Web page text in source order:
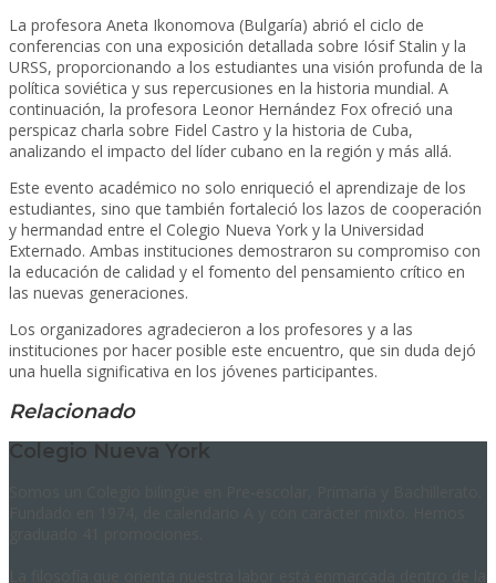
La profesora Aneta Ikonomova (Bulgaría) abrió el ciclo de
conferencias con una exposición detallada sobre Iósif Stalin y la
URSS, proporcionando a los estudiantes una visión profunda de la
política soviética y sus repercusiones en la historia mundial. A
continuación, la profesora Leonor Hernández Fox ofreció una
perspicaz charla sobre Fidel Castro y la historia de Cuba,
analizando el impacto del líder cubano en la región y más allá.
Este evento académico no solo enriqueció el aprendizaje de los
estudiantes, sino que también fortaleció los lazos de cooperación
y hermandad entre el Colegio Nueva York y la Universidad
Externado. Ambas instituciones demostraron su compromiso con
la educación de calidad y el fomento del pensamiento crítico en
las nuevas generaciones.
Los organizadores agradecieron a los profesores y a las
instituciones por hacer posible este encuentro, que sin duda dejó
una huella significativa en los jóvenes participantes.
Relacionado
Colegio Nueva York